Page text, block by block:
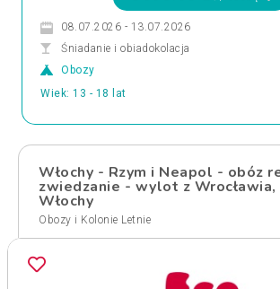
08.07.2026 - 13.07.2026
Śniadanie i obiadokolacja
Obozy
Wiek: 13 - 18 lat
Włochy - Rzym i Neapol - obóz
zwiedzanie - wylot z Wrocławia,
Włochy
Obozy i Kolonie Letnie